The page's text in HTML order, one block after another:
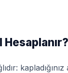
Hesaplanır?